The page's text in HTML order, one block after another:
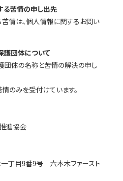
る苦情の申し出先
情は、個人情報に関するお問い
護団体について
体の名称と苦情の解決の申し
のみを受付けています。
進協会
丁目9番9号 六本木ファースト